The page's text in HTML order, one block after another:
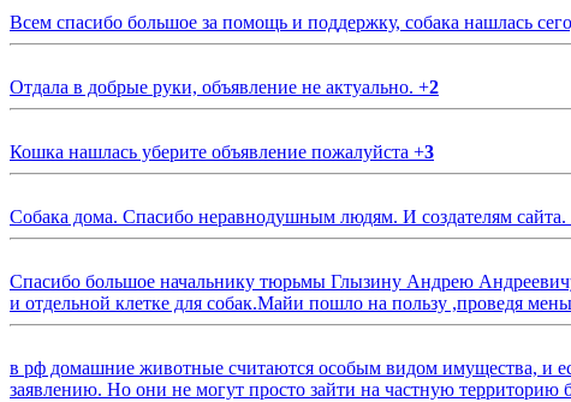
Всем спасибо большое за помощь и поддержку, собака нашлась
Отдала в добрые руки, объявление не актуально. +2
Кошка нашлась уберите объявление пожалуйста +3
Собака дома. Спасибо неравнодушным людям. И создателям сайта.
Спасибо большое начальнику тюрьмы Глызину Андрею
и отдельной клетке для собак.Майи пошло на пользу ,проведя
в рф домашние животные считаются особым видом имущества, и
заявлению. Но они не могут просто зайти на частную территорию